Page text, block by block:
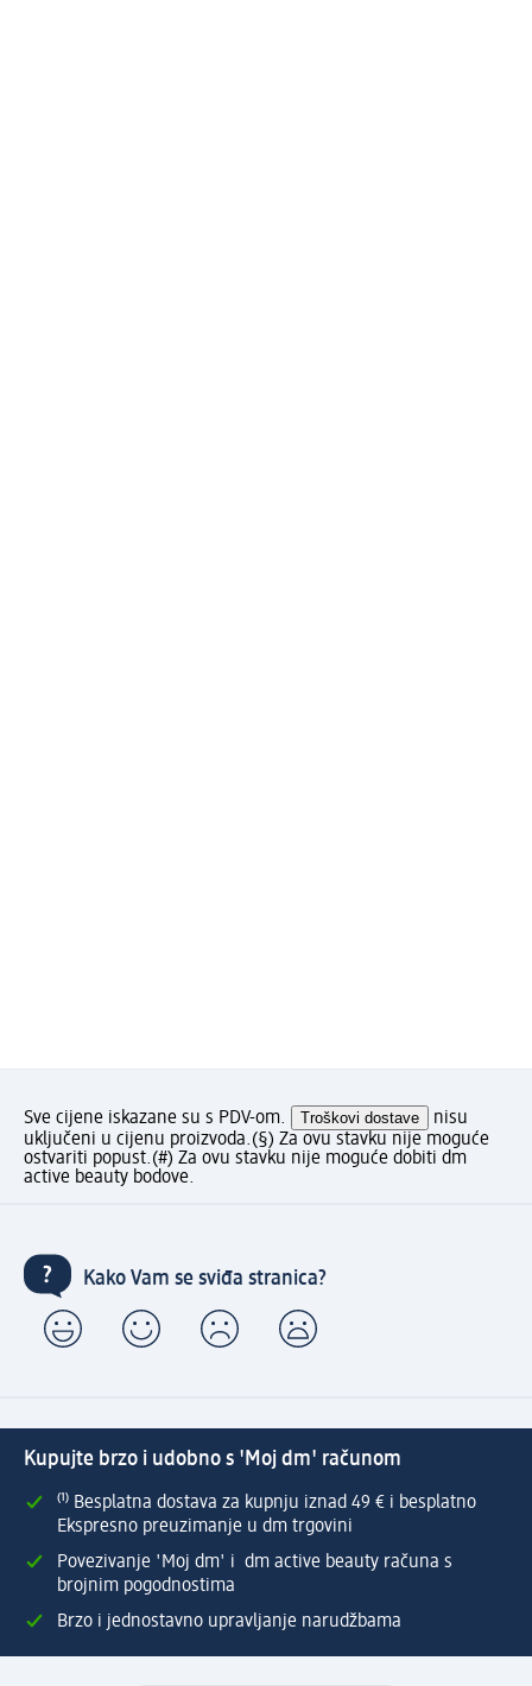
Sve cijene iskazane su s PDV-om. Troškovi dostave
nisu
uključeni u cijenu proizvoda.(§) Za ovu stavku nije moguće
ostvariti popust.(#) Za ovu stavku nije moguće dobiti dm
active beauty bodove.
Kako Vam se sviđa stranica?
Kupujte brzo i udobno s 'Moj dm' računom
⁽¹⁾ Besplatna dostava za kupnju iznad 49 € i besplatno
Ekspresno preuzimanje u dm trgovini
Povezivanje 'Moj dm' i dm active beauty računa s
brojnim pogodnostima
Brzo i jednostavno upravljanje narudžbama